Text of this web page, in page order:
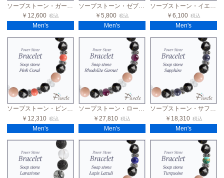
￥12,600 税込
Men's
ソープストーン・ゼブラジャスパー メンズデザインブレスレット
￥5,800 税込
Men's
￥6,100 税込
Men's
ソープストーン・ピンクコーラル メンズブラックスピネルブレスレット
￥12,310 税込
Men's
ソープストーン・ロードライトガーネット メンズブラックスピネルブレスレット
￥27,810 税込
Men's
ソープストーン・サファイア メンズブラックスピネルブレスレット
￥18,310 税込
Men's